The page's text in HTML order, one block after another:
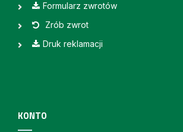
Formularz zwrotów
Zrób zwrot
Druk reklamacji
KONTO